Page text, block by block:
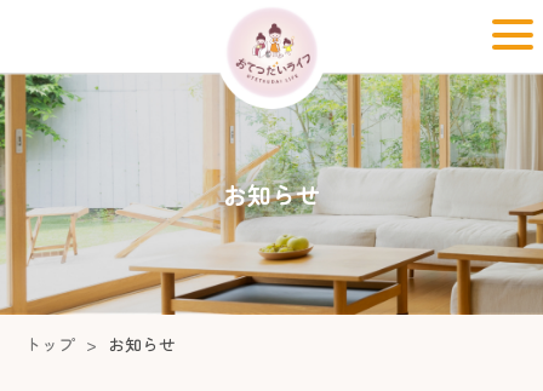
お知らせ
トップ お知らせ